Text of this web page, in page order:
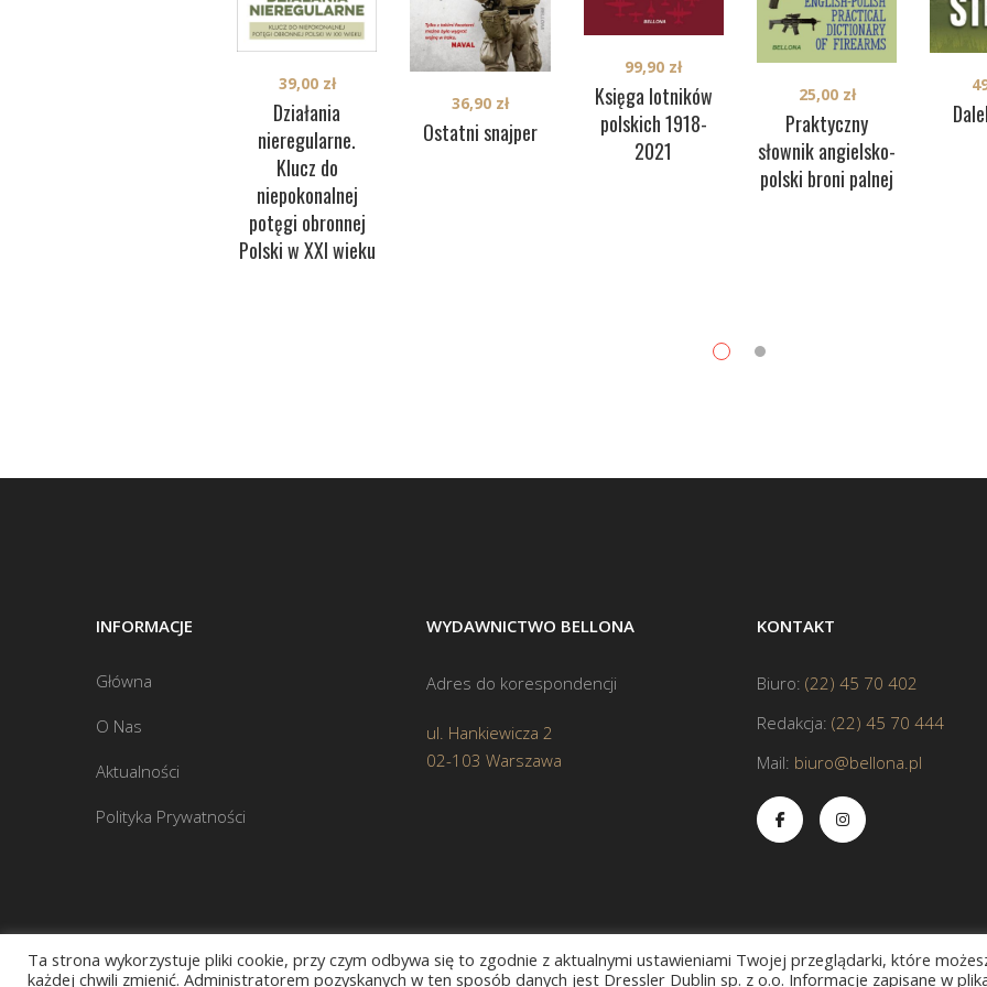
Działania
nieregularne.
Klucz do
niepokonalnej
potęgi obronnej
Polski w XXI wieku
39,00 zł
Ostatni snajper
36,90 zł
Księga lotników
polskich 1918-
2021
99,90 zł
Praktyczny
słownik angielsko-
polski broni palnej
25,00 zł
INFORMACJE
Główna
O Nas
Aktualności
Polityka Prywatności
WYDAWNICTWO BELLONA
Adres do korespondencji
ul. Hankiewicza 2
02-103 Warszawa
KONTAKT
Biuro: (22) 45 70 402
Redakcja: (22) 45 70 444
Mail: biuro@bellona.pl
Ta strona wykorzystuje pliki cookie, przy czym odbywa się to zgodnie z aktualnymi ustawieniami Twojej przeglądarki, które
każdej chwili zmienić. Administratorem pozyskanych w ten sposób danych jest Dressler Dublin sp. z o.o. Informacje zapisane w